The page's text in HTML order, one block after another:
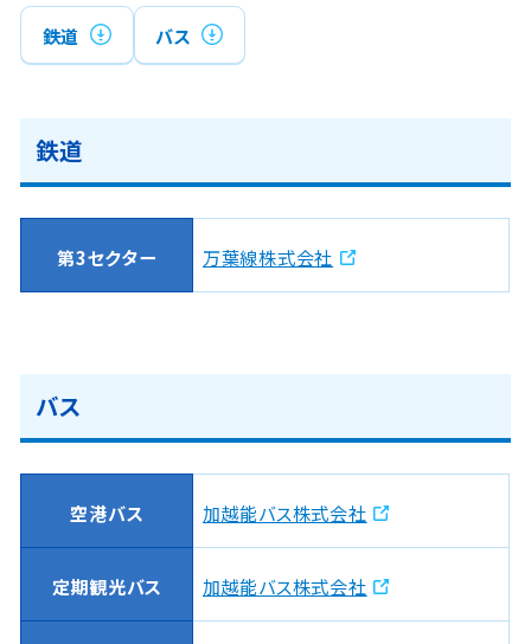
鉄道 バス
鉄道
第3セクター 万葉線株式会社
バス
空港バス 加越能バス株式会社
定期観光バス 加越能バス株式会社